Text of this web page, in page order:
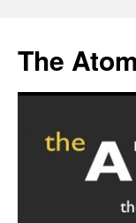
content
The